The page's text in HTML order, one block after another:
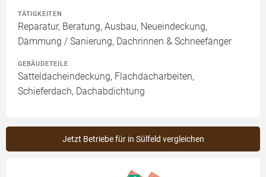
TÄTIGKEITEN
Reparatur, Beratung, Ausbau, Neueindeckung,
Dämmung / Sanierung, Dachrinnen & Schneefänger
GEBÄUDETEILE
Satteldacheindeckung, Flachdacharbeiten,
Schieferdach, Dachabdichtung
Jetzt Betriebe für in Sülfeld vergleichen